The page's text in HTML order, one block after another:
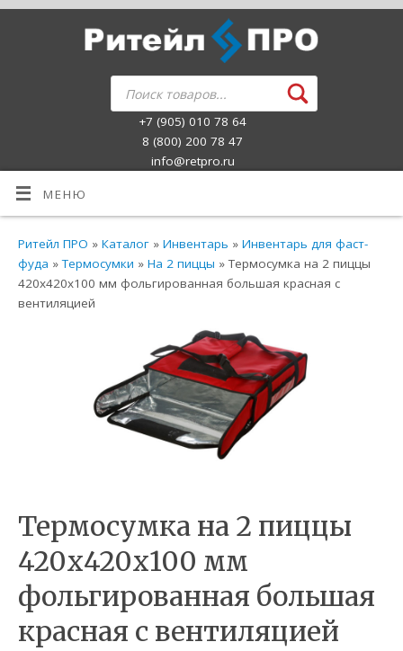
+7 (905) 010 78 64
8 (800) 200 78 47
info@retpro.ru
МЕНЮ
Ритейл ПРО »Каталог »Инвентарь »Инвентарь для фаст-
фуда »Термосумки »На 2 пиццы » Термосумка на 2 пиццы
420х420х100 мм фольгированная большая красная с
вентиляцией
Термосумка на 2 пиццы
420х420х100 мм
фольгированная большая
красная с вентиляцией